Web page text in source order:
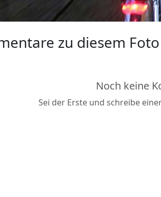
zu diesem Foto
Noch keine
Sei der Erste und schreibe